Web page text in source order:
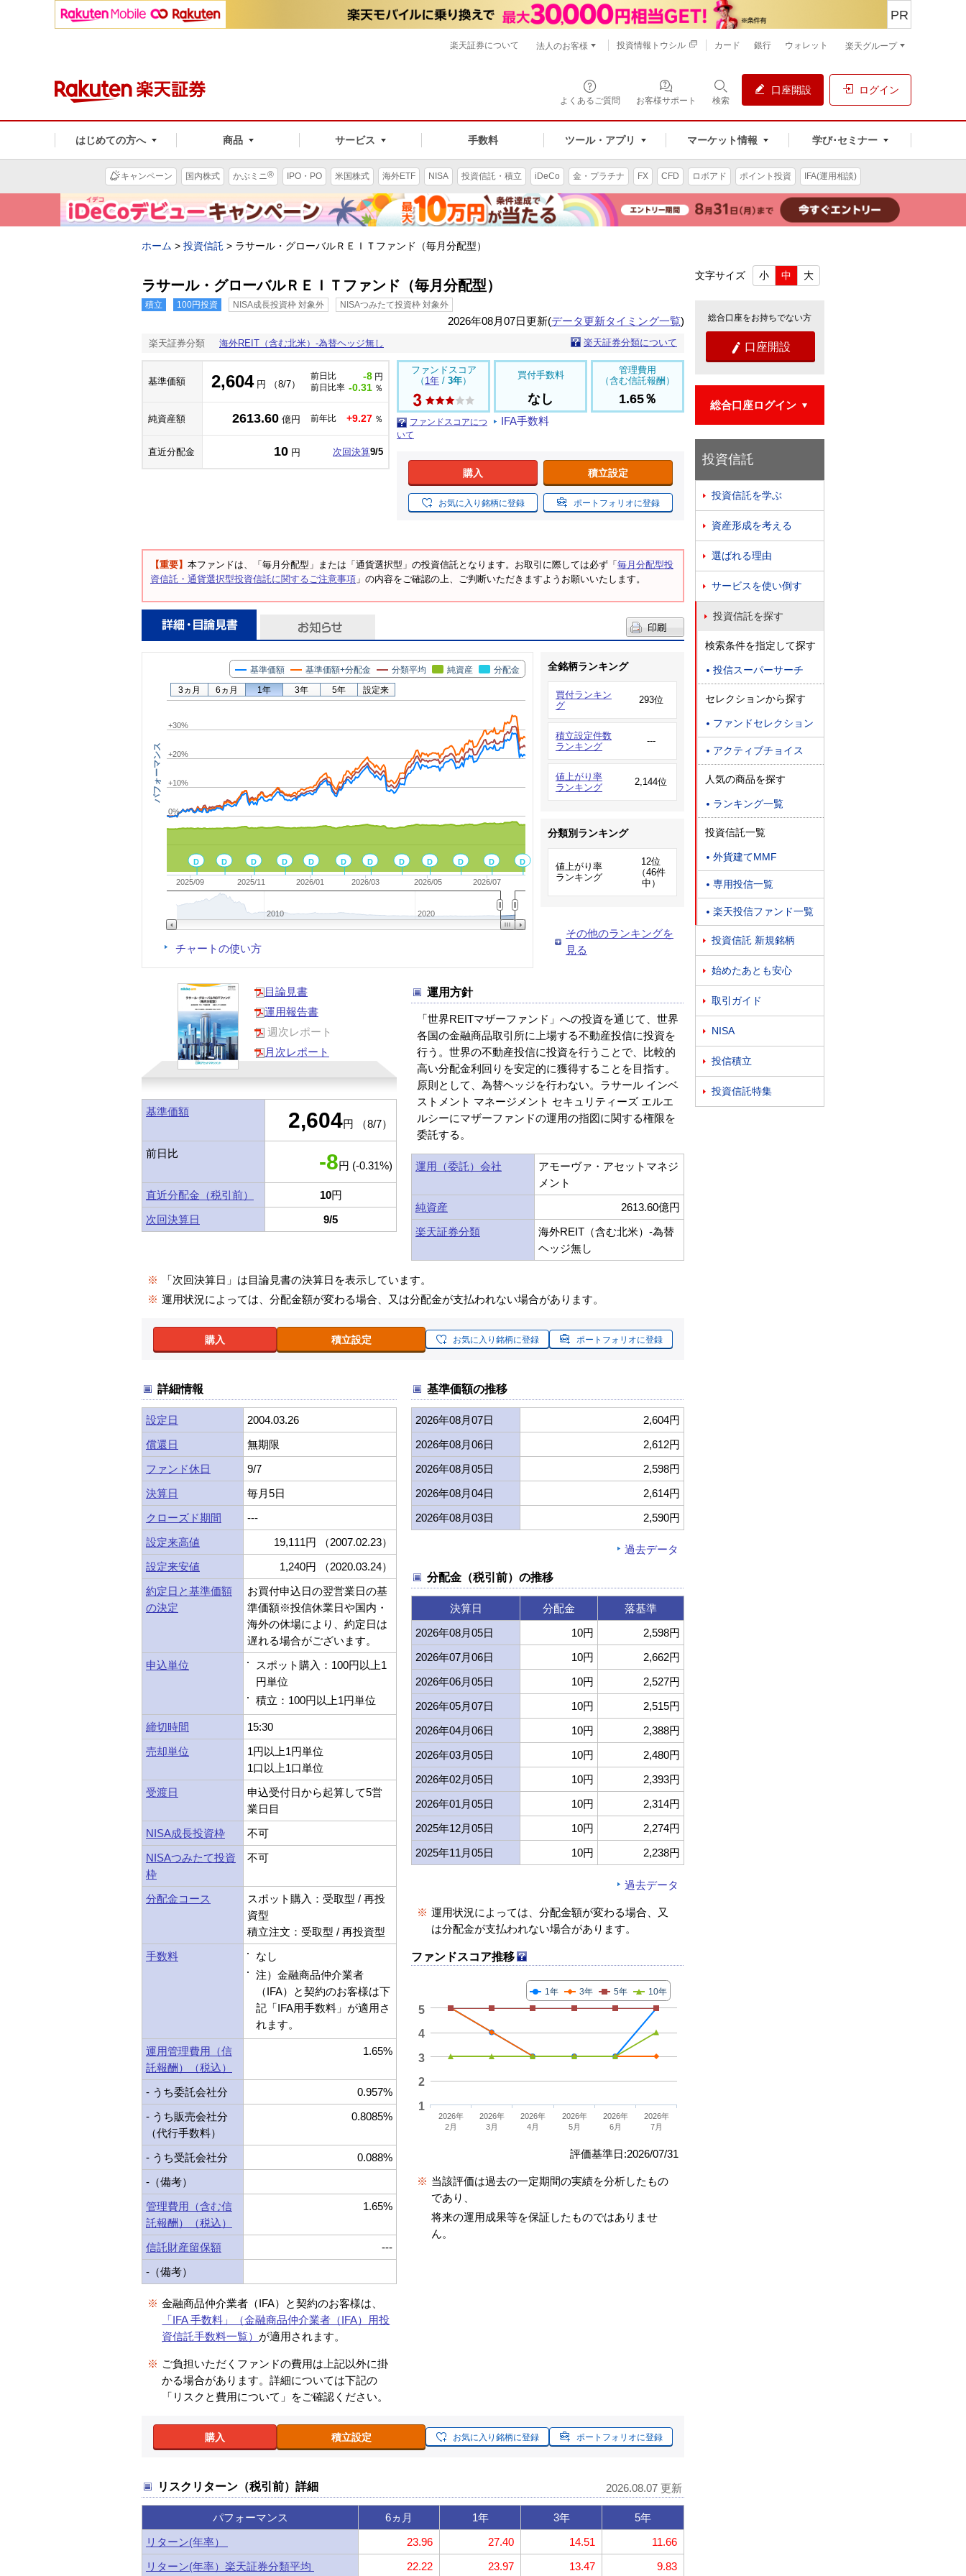
よくあるご質問 お客様サポート 検索
口座開設 ログイン
はじめての方へ 商品 サービス 手数料 ツール・アプリ マーケット情報 学び･セミナー
PR
楽天証券について 法人のお客様 投資情報トウシル カード 銀行 ウォレット 楽天グループ
キャンペーン 国内株式 かぶミニ® IPO・PO 米国株式 海外ETF NISA 投資信託・積立 iDeCo 金・プラチナ FX CFD ロボアド ポイント投資 IFA(運用相談)
ホーム > 投資信託 > ラサール・グローバルＲＥＩＴファンド（毎月分配型）
ラサール・グローバルＲＥＩＴファンド（毎月分配型）
積立 100円投資 NISA成長投資枠 対象外 NISAつみたて投資枠 対象外
2026年08月07日更新(データ更新タイミング一覧)
楽天証券分類 海外REIT（含む北米）-為替ヘッジ無し 楽天証券分類について
基準価額 2,604円 （8/7）
前日比 -8 円
前日比率 -0.31 ％
純資産額 2613.60 億円 前年比 +9.27 ％
直近分配金 10 円 次回決算9/5
ファンドスコア
（ 1年 / 3年）
ファンドスコアにつ
いて
買付手数料
なし
IFA手数料
管理費用
（含む信託報酬）
1.65％
購入 積立設定
お気に入り銘柄に登録 ポートフォリオに登録
【重要】 本ファンドは、「毎月分配型」または「通貨選択型」の投資信託となります。お取引に際しては必ず「 毎月分配型投
資信託・通貨選択型投資信託に関するご注意事項 」の内容をご確認の上、ご判断いただきますようお願いいたします。
パフォーマンス
D
D
D
D
D
D
D
D
D
D
D
D
基準価額 基準価額+分配金 分類平均 純資産 分配金
2025/09 2025/11 2026/01 2026/03 2026/05 2026/07
2010 2020
0%
+10%
+20%
+30%
3ヵ月 6ヵ月 1年 3年 5年 設定来
チャートの使い方
全銘柄ランキング
買付ランキン
グ
293位
積立設定件数
ランキング
---
値上がり率
ランキング
2,144位
分類別ランキング
値上がり率
ランキング
12位
（46件
中）
その他のランキングを
見る
目論見書
運用報告書
週次レポート
月次レポート
基準価額 2,604円 （8/7）
前日比 -8円 (-0.31%)
直近分配金（税引前） 10円
次回決算日
9/5
運用方針
「世界REITマザーファンド」への投資を通じて、世界
各国の金融商品取引所に上場する不動産投信に投資を
行う。世界の不動産投信に投資を行うことで、比較的
高い分配金利回りを安定的に獲得することを目指す。
原則として、為替ヘッジを行わない。ラサール インベ
ストメント マネージメント セキュリティーズ エルエ
ルシーにマザーファンドの運用の指図に関する権限を
委託する。
運用（委託）会社
アモーヴァ・アセットマネジ
メント
純資産
2613.60億円
楽天証券分類
海外REIT（含む北米）-為替
ヘッジ無し
※
「次回決算日」は目論見書の決算日を表示しています。
※ 運用状況によっては、分配金額が変わる場合、又は分配金が支払われない場合があります。
購入 積立設定 お気に入り銘柄に登録 ポートフォリオに登録
詳細情報
設定日
2004.03.26
償還日
無期限
ファンド休日
9/7
決算日
毎月5日
クローズド期間
---
設定来高値
19,111円 （2007.02.23）
設定来安値
1,240円 （2020.03.24）
約定日と基準価額
の決定
お買付申込日の翌営業日の基
準価額※投信休業日や国内・
海外の休場により、約定日は
遅れる場合がございます。
申込単位
スポット購入：100円以上1
円単位
積立：100円以上1円単位
締切時間
15:30
売却単位
1円以上1円単位
1口以上1口単位
受渡日
申込受付日から起算して5営
業日目
NISA成長投資枠
不可
NISAつみたて投資
枠
不可
分配金コース
スポット購入：受取型 / 再投
資型
積立注文：受取型 / 再投資型
手数料
なし
注）金融商品仲介業者
（IFA）と契約のお客様は下
記「IFA用手数料」が適用さ
れます。
運用管理費用（信
託報酬）（税込）
1.65%
- うち委託会社分
0.957%
- うち販売会社分
（代行手数料）
0.8085%
- うち受託会社分
0.088%
-（備考）
管理費用（含む信
託報酬）（税込）
1.65%
信託財産留保額
---
-（備考）
※ 金融商品仲介業者（IFA）と契約のお客様は、
「IFA 手数料」（金融商品仲介業者（IFA）用投
資信託手数料一覧） が適用されます。
※ ご負担いただくファンドの費用は上記以外に掛
かる場合があります。詳細については下記の
「リスクと費用について」をご確認ください。
基準価額の推移
2026年08月07日
2,604円
2026年08月06日
2,612円
2026年08月05日
2,598円
2026年08月04日
2,614円
2026年08月03日
2,590円
過去データ
分配金（税引前）の推移
決算日 分配金
落基準
2026年08月05日
10円
2,598円
2026年07月06日
10円
2,662円
2026年06月05日
10円
2,527円
2026年05月07日
10円
2,515円
2026年04月06日
10円
2,388円
2026年03月05日
10円
2,480円
2026年02月05日
10円
2,393円
2026年01月05日
10円
2,314円
2025年12月05日
10円
2,274円
2025年11月05日
10円 2,238円
過去データ
※ 運用状況によっては、分配金額が変わる場合、又
は分配金が支払われない場合があります。
ファンドスコア推移
1年 3年 5年 10年
2026年
2月
2026年
3月
2026年
4月
2026年
5月
2026年
6月
2026年
7月
1
2
3
4
5
評価基準日:2026/07/31
※ 当該評価は過去の一定期間の実績を分析したもの
であり、
将来の運用成果等を保証したものではありませ
ん。
購入 積立設定 お気に入り銘柄に登録 ポートフォリオに登録
リスクリターン（税引前）詳細 2026.08.07 更新
パフォーマンス 6ヵ月 1年 3年
5年
リターン(年率）
23.96 27.40 14.51
11.66
リターン(年率）楽天証券分類平均
22.22 23.97 13.47 9.83
文字サイズ 小 中 大
総合口座をお持ちでない方
 口座開設
総合口座ログイン
投資信託
 投資信託を学ぶ
 資産形成を考える
 選ばれる理由
 サービスを使い倒す
 投資信託を探す
検索条件を指定して探す
 投信スーパーサーチ
セレクションから探す
 ファンドセレクション
 アクティブチョイス
人気の商品を探す
 ランキング一覧
投資信託一覧
 外貨建てMMF
 専用投信一覧
 楽天投信ファンド一覧
 投資信託 新規銘柄
 始めたあとも安心
 取引ガイド
 NISA
 投信積立
 投資信託特集